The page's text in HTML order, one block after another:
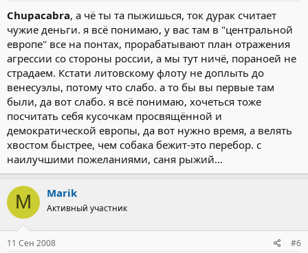
Chupacabra, а чё ты та пыжишься, ток дурак считает
чужие деньги. я всё понимаю, у вас там в "центральной
европе" все на понтах, прорабатывают план отражения
агрессии со стороны россии, а мы тут ничё, пораноей не
страдаем. Кстати литовскому флоту не доплыть до
венесуэлы, потому что слабо. а то бы вы первые там
были, да вот слабо. я всё понимаю, хочеться тоже
посчитать себя кусочкам просвящённой и
демократической европы, да вот нужно время, а велять
хвостом быстрее, чем собака бежит-это перебор. с
наилучшими пожеланиями, саня рыжий...
M Marik
Активный участник
11 Сен 2008 #6